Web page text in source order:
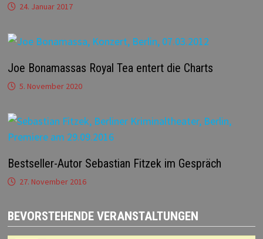
24. Januar 2017
Joe Bonamassas Royal Tea entert die Charts
5. November 2020
Bestseller-Autor Sebastian Fitzek im Gespräch
27. November 2016
BEVORSTEHENDE VERANSTALTUNGEN